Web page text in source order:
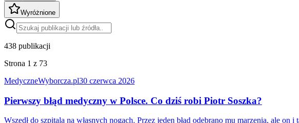
Wyróżnione
438 publikacji
Strona 1 z 73
MedyczneWyborcza.pl30 czerwca 2026
Pierwszy błąd medyczny w Polsce. Co dziś robi Piotr Soszka?
Wszedł do szpitala na własnych nogach. Przez jeden błąd odebrano mu marzenia, ale on